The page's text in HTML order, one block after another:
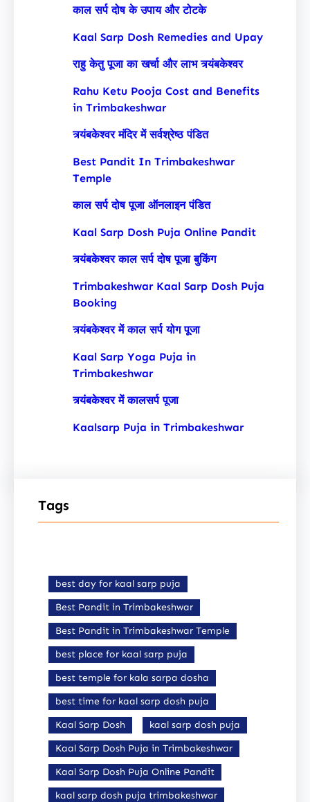
काल सर्प दोष के उपाय और टोटके
Kaal Sarp Dosh Remedies and Upay
राहु केतु पूजा का खर्चा और लाभ त्र्यंबकेश्वर
Rahu Ketu Pooja Cost and Benefits
in Trimbakeshwar
त्र्यंबकेश्वर मंदिर में सर्वश्रेष्ठ पंडित
Best Pandit In Trimbakeshwar
Temple
काल सर्प दोष पूजा ऑनलाइन पंडित
Kaal Sarp Dosh Puja Online Pandit
त्र्यंबकेश्वर काल सर्प दोष पूजा बुकिंग
Trimbakeshwar Kaal Sarp Dosh Puja
Booking
त्र्यंबकेश्वर में काल सर्प योग पूजा
Kaal Sarp Yoga Puja in
Trimbakeshwar
त्र्यंबकेश्वर में कालसर्प पूजा
Kaalsarp Puja in Trimbakeshwar
Tags
best day for kaal sarp puja
Best Pandit in Trimbakeshwar
Best Pandit in Trimbakeshwar Temple
best place for kaal sarp puja
best temple for kala sarpa dosha
best time for kaal sarp dosh puja
Kaal Sarp Dosh
kaal sarp dosh puja
Kaal Sarp Dosh Puja in Trimbakeshwar
Kaal Sarp Dosh Puja Online Pandit
kaal sarp dosh puja trimbakeshwar